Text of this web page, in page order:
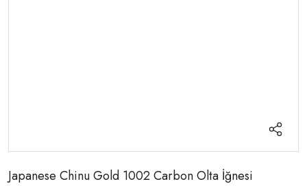
Japanese Chinu Gold 1002 Carbon Olta İğnesi